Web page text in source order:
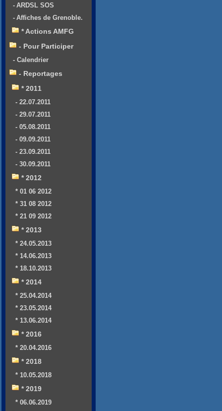
- ARDSL SOS
- Affiches de Grenoble.
* Actions AMFG
- Pour Participer
- Calendrier
- Reportages
* 2011
- 22.07.2011
- 29.07.2011
- 05.08.2011
- 09.09.2011
- 23.09.2011
- 30.09.2011
* 2012
* 01 06 2012
* 31 08 2012
* 21 09 2012
* 2013
* 24.05.2013
* 14.06.2013
* 18.10.2013
* 2014
* 25.04.2014
* 23.05.2014
* 13.06.2014
* 2016
* 20.04.2016
* 2018
* 10.05.2018
* 2019
* 06.06.2019